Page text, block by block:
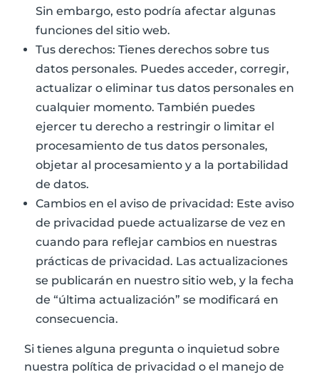
Sin embargo, esto podría afectar algunas
funciones del sitio web.
Tus derechos: Tienes derechos sobre tus
datos personales. Puedes acceder, corregir,
actualizar o eliminar tus datos personales en
cualquier momento. También puedes
ejercer tu derecho a restringir o limitar el
procesamiento de tus datos personales,
objetar al procesamiento y a la portabilidad
de datos.
Cambios en el aviso de privacidad: Este aviso
de privacidad puede actualizarse de vez en
cuando para reflejar cambios en nuestras
prácticas de privacidad. Las actualizaciones
se publicarán en nuestro sitio web, y la fecha
de “última actualización” se modificará en
consecuencia.
Si tienes alguna pregunta o inquietud sobre
nuestra política de privacidad o el manejo de